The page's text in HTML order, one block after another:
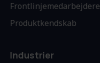
Frontlinjemedarbejdere
Produktkendskab
Industrier